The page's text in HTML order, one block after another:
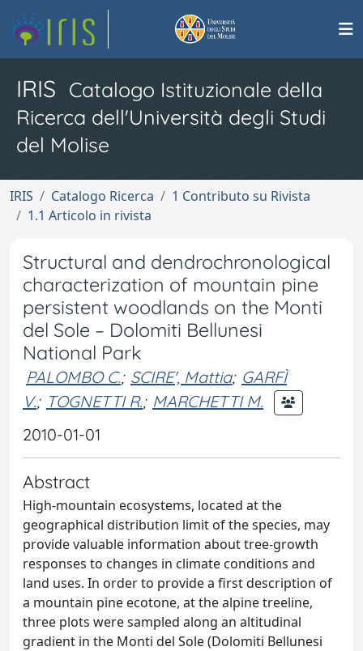
IRIS Catalogo Istituzionale della
Ricerca dell'Università degli Studi
del Molise
IRIS Catalogo Ricerca
1 Contributo su Rivista
1.1 Articolo in rivista
Structural and dendrochronological
characterization of mountain pine
persistent woodlands on the Monti
del Sole – Dolomiti Bellunesi
National Park
PALOMBO C.; SCIRE', Mattia; GARFÌ
V.; TOGNETTI R.; MARCHETTI M.
2010-01-01
Abstract
High-mountain ecosystems, located at the
geographical distribution limit of the species, may
provide valuable information about tree-growth
responses to changes in climate conditions and
land uses. In order to provide a first description of
a mountain pine ecotone, at the alpine treeline,
three plots were sampled along an altitudinal
gradient in the Monti del Sole (Dolomiti Bellunesi